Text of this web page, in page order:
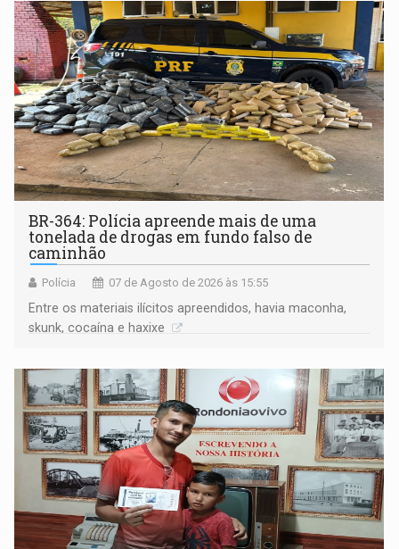
BR-364: Polícia apreende mais de uma
tonelada de drogas em fundo falso de
caminhão
Polícia 07 de Agosto de 2026 às 15:55
Entre os materiais ilícitos apreendidos, havia maconha,
skunk, cocaína e haxixe